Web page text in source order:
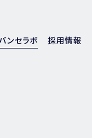
ンセラボ 採用情報